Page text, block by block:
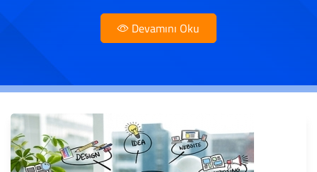
Devamını Oku